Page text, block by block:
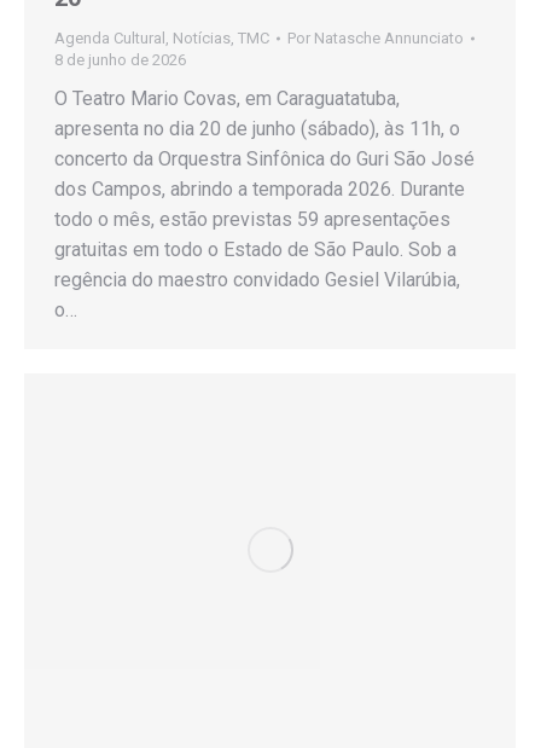
Agenda Cultural , Notícias, TMC Por Natasche Annunciato
8 de junho de 2026
O Teatro Mario Covas, em Caraguatatuba,
apresenta no dia 20 de junho (sábado), às 11h, o
concerto da Orquestra Sinfônica do Guri São José
dos Campos, abrindo a temporada 2026. Durante
todo o mês, estão previstas 59 apresentações
gratuitas em todo o Estado de São Paulo. Sob a
regência do maestro convidado Gesiel Vilarúbia,
o…